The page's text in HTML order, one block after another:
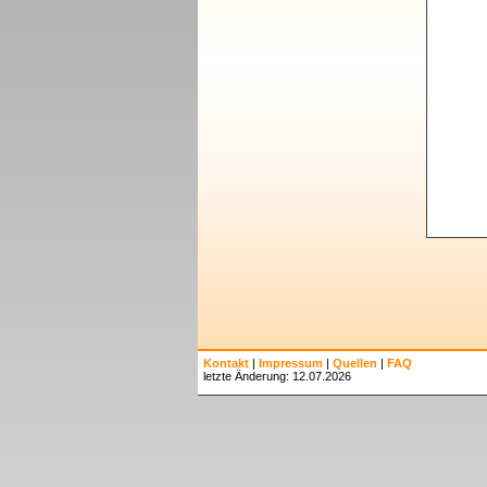
Kontakt | Impressum | Quellen | FAQ
letzte Änderung: 12.07.2026